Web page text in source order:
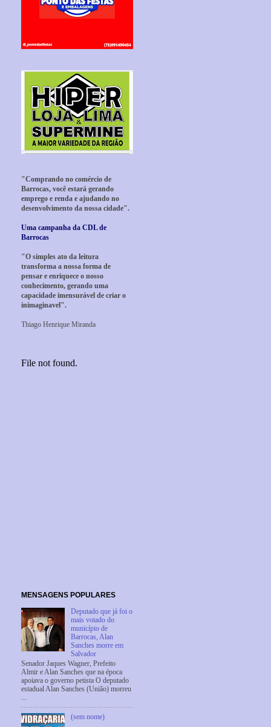
"Comprando no comércio de
Barrocas, você estará gerando
emprego e renda e ajudando no
desenvolvimento da nossa cidade".
Uma campanha da CDL de
Barrocas
"O simples ato da leitura
transforma a nossa forma de
pensar e enriquece o nosso
conhecimento, gerando uma
capacidade imensurável de criar o
inimaginavel".
Thiago Henrique Miranda
MENSAGENS POPULARES
Deputado que já foi o
mais votado do
município de
Barrocas, Alan
Sanches morre em
Salvador
Senador Jaques Wagner, Prefeito
Almir e Alan Sanches que na época
apoiava o governo petista O deputado
estadual Alan Sanches (União) morreu
...
(sem nome)